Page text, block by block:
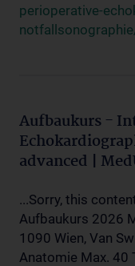
perioperative-
Aufbaukurs -
advanced |
...Sorry, this
Aufbaukurs 2026
1090 Wien, Van
Anatomie Max. 40